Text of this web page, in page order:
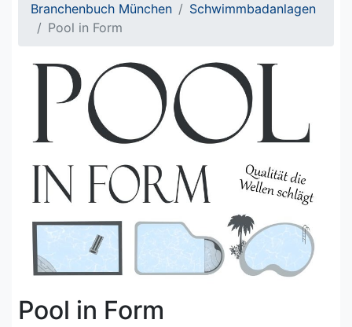
Branchenbuch München
Schwimmbadanlagen
Pool in Form
Pool in Form